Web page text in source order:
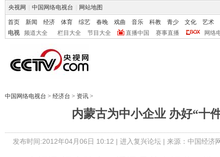
央视网 中国网络电视台 网站地图
首页 新闻 经济 体育 综艺 春晚 戏曲 音乐 科教 青少 文化
艺术
电视
频道大全 栏目大全 节目大全 直播中国 赛事直播 网络
中国网络电视台 > 经济台 > 资讯 >
内蒙古为中小企业 办好“十
发布时间:2012年04月06日 10:12 | 进入复兴论坛| 来源：中国经济